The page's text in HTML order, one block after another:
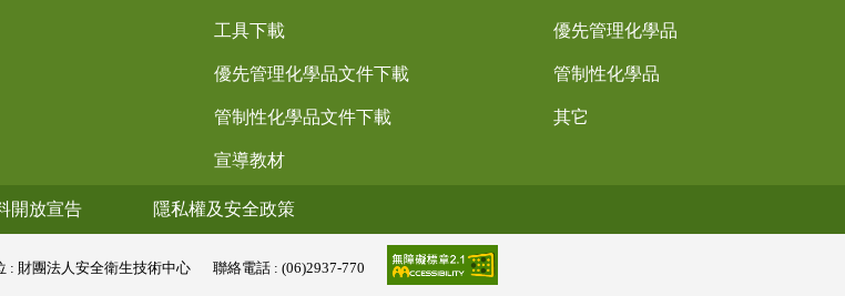
工具下載
優先管理化學品文件下載
管制性化學品文件下載
宣導教材
優先管理化學品
管制性化學品
其它
開放宣告 隱私權及安全政策
: 財團法人安全衛生技術中心 聯絡電話 : (06)2937-770